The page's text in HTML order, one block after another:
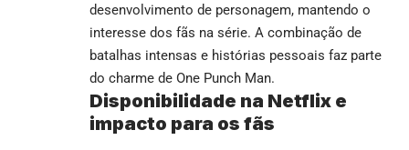
desenvolvimento de personagem, mantendo o
interesse dos fãs na série. A combinação de
batalhas intensas e histórias pessoais faz parte
do charme de One Punch Man.
Disponibilidade na Netflix e
impacto para os fãs